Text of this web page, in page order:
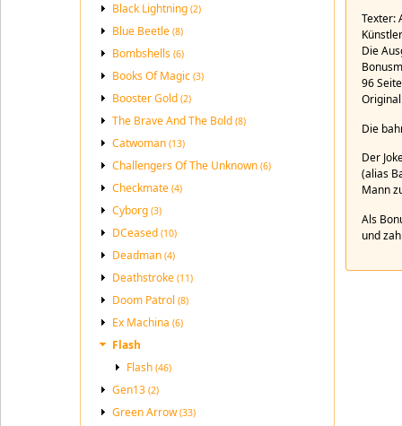
Black Lightning (2)
Blue Beetle (8)
Bombshells (6)
Books Of Magic (3)
Booster Gold (2)
The Brave And The Bold (8)
Catwoman (13)
Challengers Of The Unknown (6)
Checkmate (4)
Cyborg (3)
DCeased (10)
Deadman (4)
Deathstroke (11)
Doom Patrol (8)
Ex Machina (6)
Flash
Flash (46)
Gen13 (2)
Green Arrow(33)
Texter:
Die
96
Die
Der
(alias
Mann
Als
und